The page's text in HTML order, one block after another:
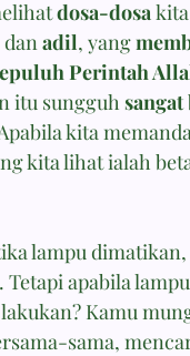
dosa-dosa
dan adil, yang
Perintah
itu sungguh
kita
kita lihat ialah
lampu
apabila
lakukan? Kamu
sama,